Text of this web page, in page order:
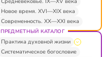
Новое время. XVI—XIX века
Современность. XX—XXI века
ПРЕДМЕТНЫЙ КАТАЛОГ
Практика духовной жизни
Систематическое богословие